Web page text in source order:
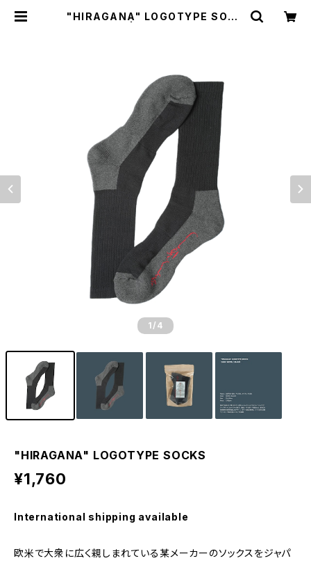
"HIRAGANA" LOGOTYPE SOCK
1 /4
"HIRAGANA" LOGOTYPE SOCKS
¥1,760
International shipping available
欧米で大衆に広く親しまれている某メーカーのソックスをジャパ